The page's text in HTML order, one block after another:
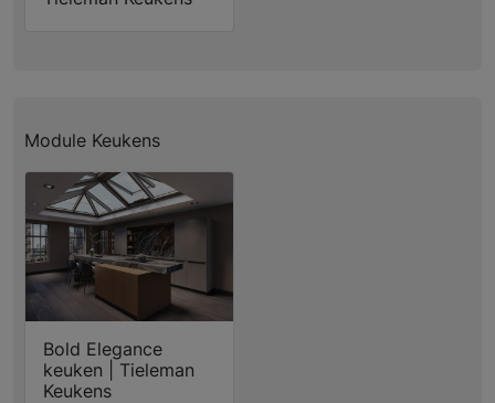
Module Keukens
Bold Elegance
keuken | Tieleman
Keukens